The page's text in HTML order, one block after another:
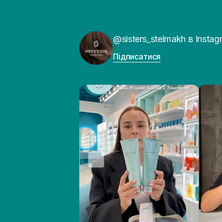
@sisters_stelmakh в
Підписатися